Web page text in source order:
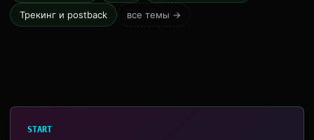
Трекинг и postback все темы →
START